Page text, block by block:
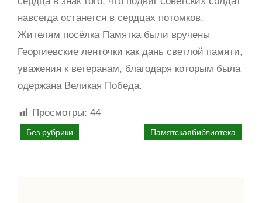
навсегда останется в сердцах потомков.
Жителям посёлка Памятка были вручены
Георгиевские ленточки как дань светлой памяти,
уважения к ветеранам, благодаря которым была
одержана Великая Победа.
Просмотры: 44
Без рубрики Памятскаябиблиотека